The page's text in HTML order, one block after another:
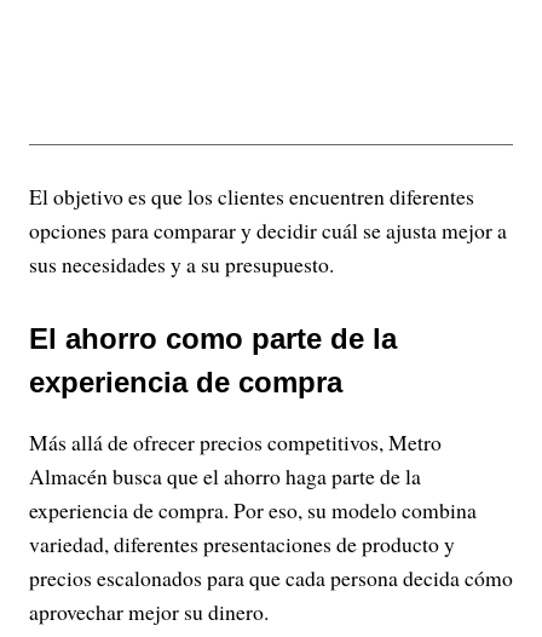
El objetivo es que los clientes encuentren diferentes
opciones para comparar y decidir cuál se ajusta mejor a
sus necesidades y a su presupuesto.
El ahorro como parte de la
experiencia de compra
Más allá de ofrecer precios competitivos, Metro
Almacén busca que el ahorro haga parte de la
experiencia de compra. Por eso, su modelo combina
variedad, diferentes presentaciones de producto y
precios escalonados para que cada persona decida cómo
aprovechar mejor su dinero.